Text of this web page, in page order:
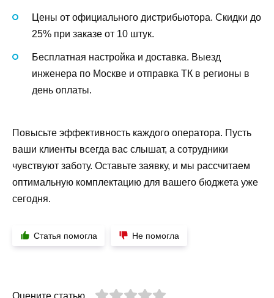
Цены от официального дистрибьютора. Скидки до
25% при заказе от 10 штук.
Бесплатная настройка и доставка. Выезд
инженера по Москве и отправка ТК в регионы в
день оплаты.
Повысьте эффективность каждого оператора. Пусть
ваши клиенты всегда вас слышат, а сотрудники
чувствуют заботу. Оставьте заявку, и мы рассчитаем
оптимальную комплектацию для вашего бюджета уже
сегодня.
Статья помогла Не помогла
Оцените статью